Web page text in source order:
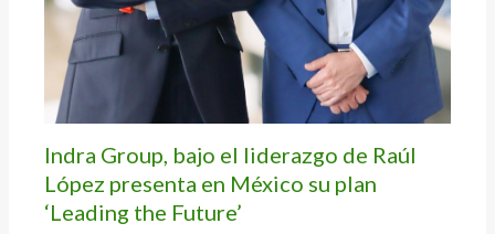
Indra Group, bajo el liderazgo de Raúl
López presenta en México su plan
‘Leading the Future’